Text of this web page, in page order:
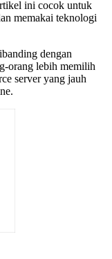
ini cocok untuk
memakai teknologi
dengan
orang lebih memilih
server yang jauh